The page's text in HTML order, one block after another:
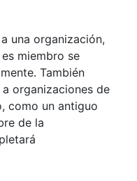
una organización,
miembro se
También
organizaciones de
como un antiguo
de la